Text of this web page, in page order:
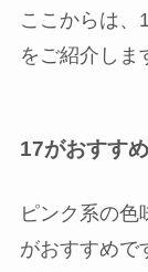
ここからは、
をご紹介しま
17がおすす
ピンク系の色
がおすすめで